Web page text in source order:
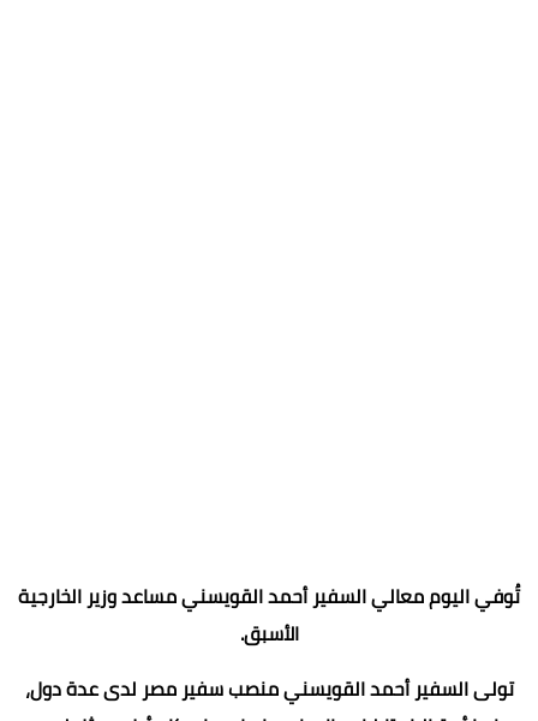
تُوفي اليوم معالي السفير أحمد القويسني مساعد وزير الخارجية
الأسبق.
تولى السفير أحمد القويسني منصب سفير مصر لدى عدة دول،